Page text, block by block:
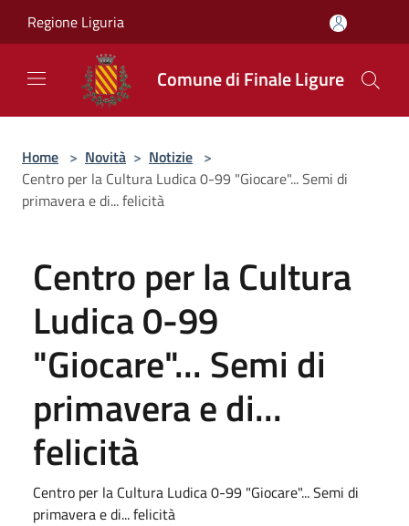
Regione Liguria
Comune di Finale Ligure
Home > Novità > Notizie >
Centro per la Cultura Ludica 0-99 "Giocare"... Semi di
primavera e di... felicità
Centro per la Cultura
Ludica 0-99
"Giocare"... Semi di
primavera e di...
felicità
Centro per la Cultura Ludica 0-99 "Giocare"... Semi di
primavera e di... felicità